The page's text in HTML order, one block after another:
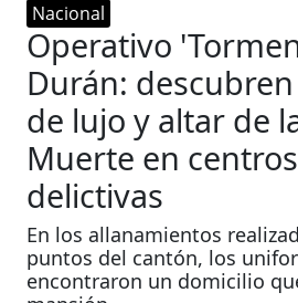
Nacional
Operativo
Durán:
de lujo y altar de
Muerte en
delictivas
En los allanamientos
puntos del cantón, los
encontraron un domicilio